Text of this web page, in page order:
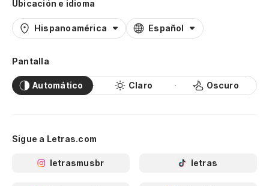
Ubicación e idioma
Hispanoamérica Español
Pantalla
Automático Claro Oscuro
Sigue a Letras.com
letrasmusbr letras